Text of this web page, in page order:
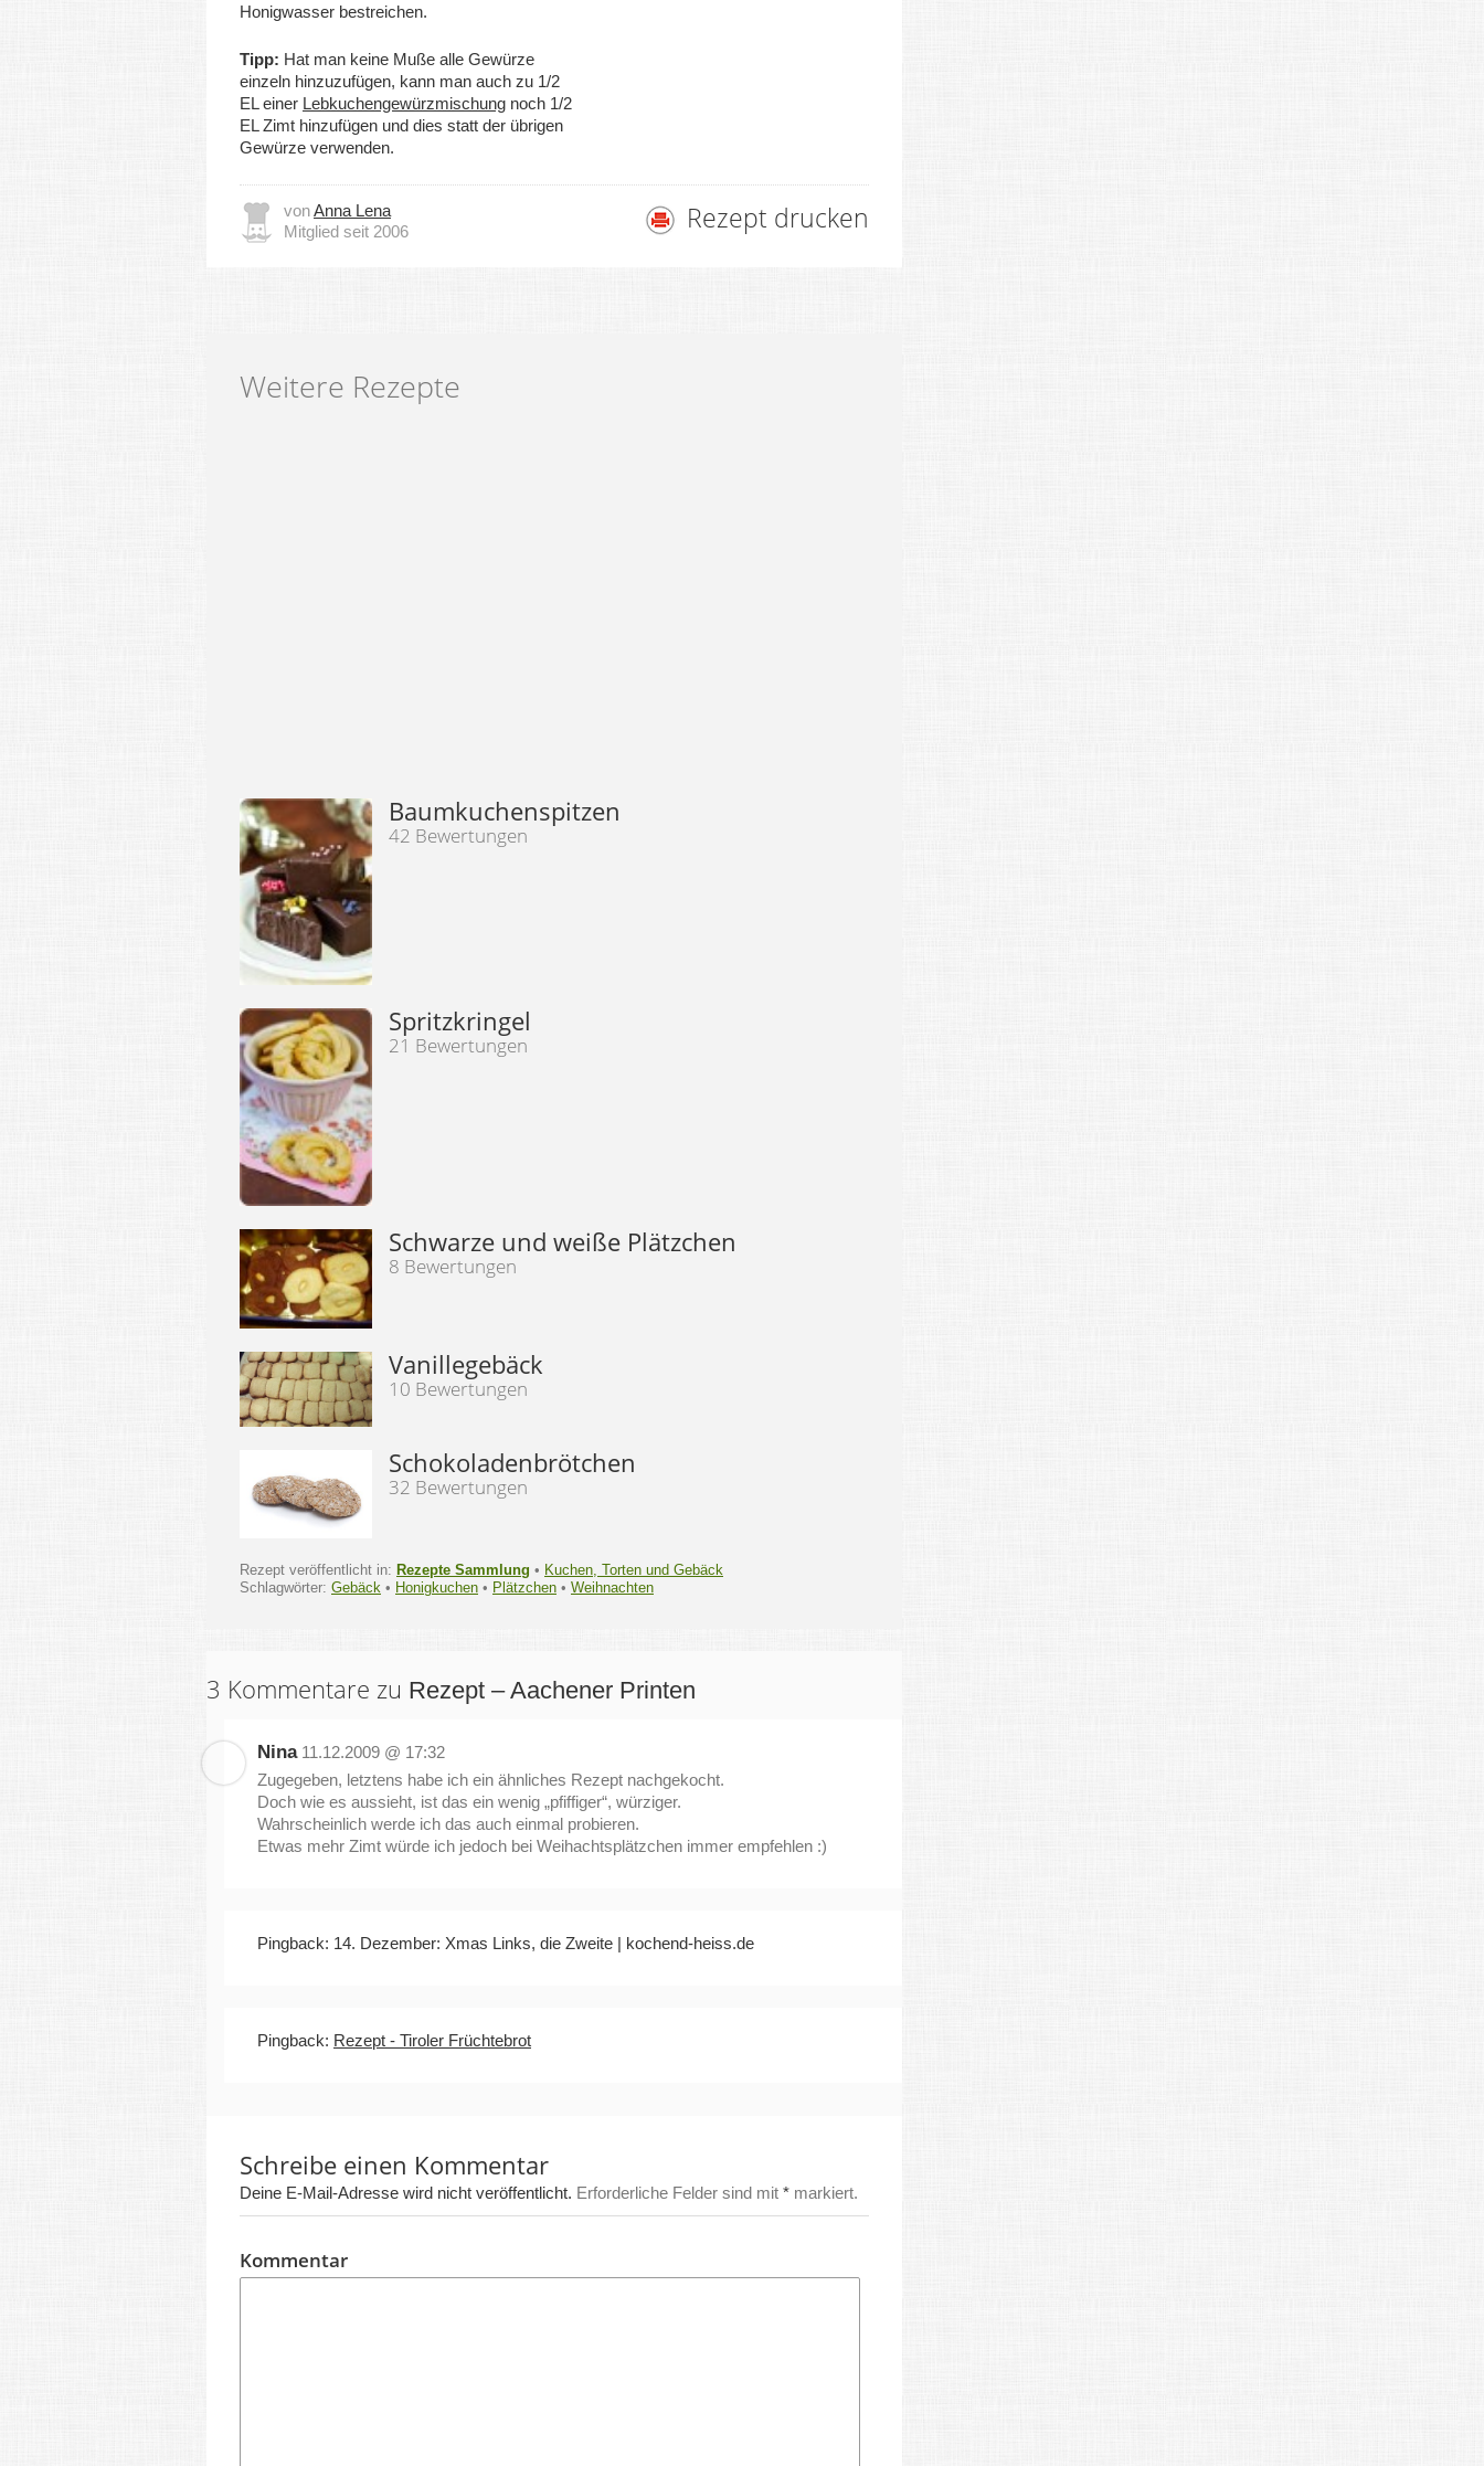
Honigwasser bestreichen.
Tipp: Hat man keine Muße alle Gewürze
einzeln hinzuzufügen, kann man auch zu 1/2
EL einer Lebkuchengewürzmischung noch 1/2
EL Zimt hinzufügen und dies statt der übrigen
Gewürze verwenden.
vonAnna Lena
Mitglied seit 2006
Rezept drucken
Weitere Rezepte
Baumkuchenspitzen
42 Bewertungen
Spritzkringel
21 Bewertungen
Schwarze und weiße Plätzchen
8 Bewertungen
Vanillegebäck
10 Bewertungen
Schokoladenbrötchen
32 Bewertungen
Rezept veröffentlicht in: Rezepte Sammlung • Kuchen, Torten und Gebäck
Schlagwörter: Gebäck • Honigkuchen • Plätzchen • Weihnachten
3 Kommentare zu Rezept – Aachener Printen
Nina 11.12.2009 @ 17:32
Zugegeben, letztens habe ich ein ähnliches Rezept nachgekocht.
Doch wie es aussieht, ist das ein wenig „pfiffiger“, würziger.
Wahrscheinlich werde ich das auch einmal probieren.
Etwas mehr Zimt würde ich jedoch bei Weihachtsplätzchen immer empfehlen :)
Pingback: 14. Dezember: Xmas Links, die Zweite | kochend-heiss.de
Pingback: Rezept - Tiroler Früchtebrot
Schreibe einen Kommentar
Deine E-Mail-Adresse wird nicht veröffentlicht. Erforderliche Felder sind mit * markiert.
Kommentar